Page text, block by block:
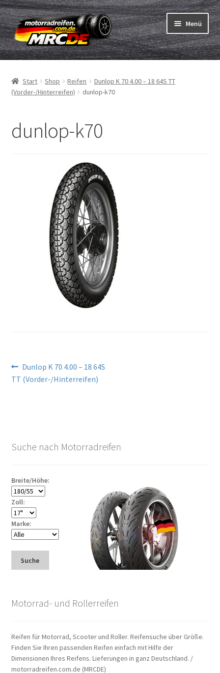
Zur
Navigation
springen
Zum
Inhalt
springen
Menü
Reifen
Schläuche
ABC
Start Shop Reifen
Dunlop K 70 4.00 – 18 64S TT
(Vorder-/Hinterreifen)
dunlop-k70
dunlop-k70
Beitragsnavigation
Vorheriger
Beitrag:
Dunlop K 70 4.00 – 18 64S
TT (Vorder-/Hinterreifen)
Suche nach Motorradreifen
Breite/Höhe:
Zoll:
Marke:
Suche
Motorrad- und Rollerreifen
Reifen für Motorrad, Scooter und Roller. Reifensuche über Größe.
Finden Sie Ihren passenden Reifen einfach mit Hilfe der
Dimensionen Ihres Reifens. Lieferungen in ganz Deutschland. /
motorradreifen.com.de (MRCDE)